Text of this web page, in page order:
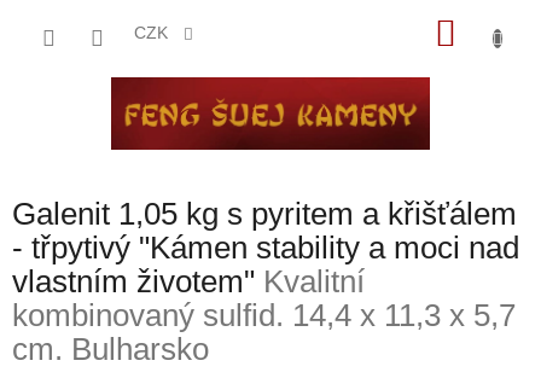
CZK
Galenit 1,05 kg s pyritem a křišťálem
- třpytivý "Kámen stability a moci nad
vlastním životem" Kvalitní
kombinovaný sulfid. 14,4 x 11,3 x 5,7
cm. Bulharsko